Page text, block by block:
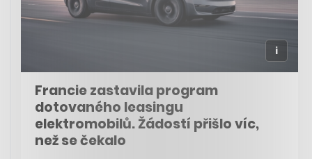
Francie zastavila program
dotovaného leasingu
elektromobilů. Žádostí přišlo víc,
než se čekalo